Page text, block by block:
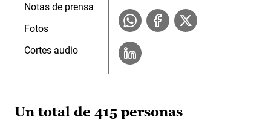
Notas de prensa
Fotos
Cortes audio
Un total de 415 personas